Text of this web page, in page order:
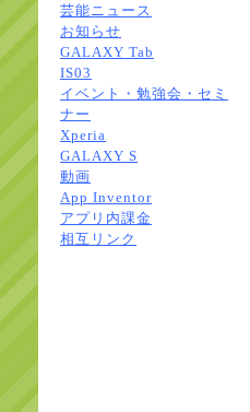
芸能ニュース
お知らせ
GALAXY Tab
IS03
イベント・勉強会・セミ
ナー
Xperia
GALAXY S
動画
App Inventor
アプリ内課金
相互リンク